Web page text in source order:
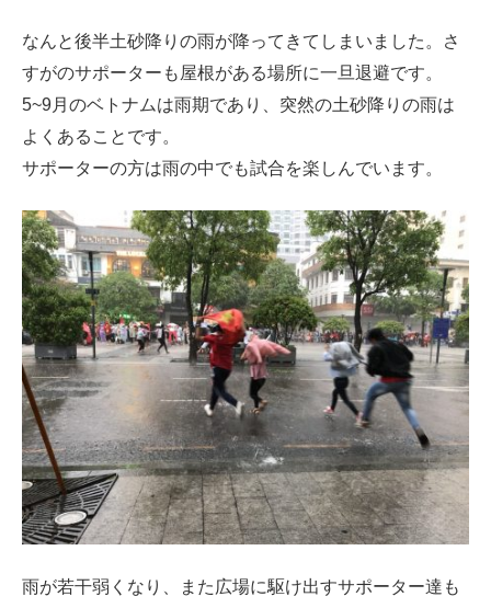
なんと後半土砂降りの雨が降ってきてしまいました。さ
すがのサポーターも屋根がある場所に一旦退避です。
5~9月のベトナムは雨期であり、突然の土砂降りの雨は
よくあることです。
サポーターの方は雨の中でも試合を楽しんでいます。
雨が若干弱くなり、また広場に駆け出すサポーター達も